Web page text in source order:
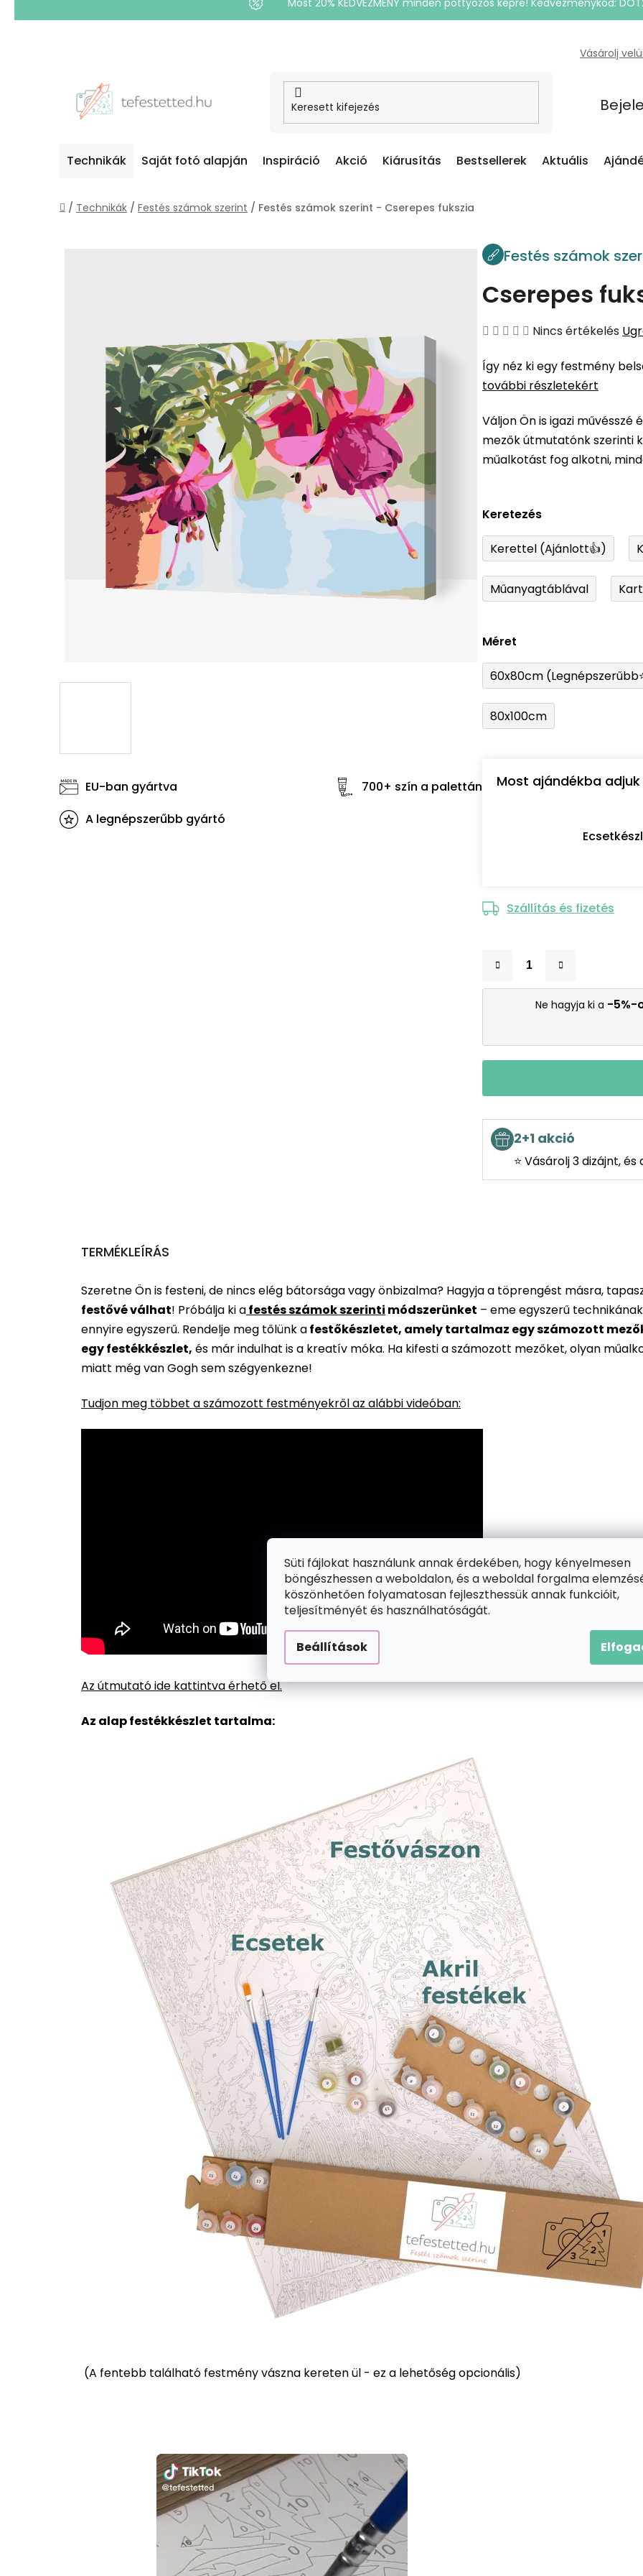
Süti fájlokat használunk annak érdekében, hogy kényelmesen
böngészhessen a weboldalon, és a weboldal forgalma
köszönhetően folyamatosan fejleszthessük annak funkcióit,
teljesítményét és használhatóságát.
Beállítások
Most 20% KEDVEZMÉNY minden pöttyözős képre! Kedvezménykód:
Vásárolj
Technikák Saját fotó alapján Inspiráció Akció Kiárusítás Bestsellerek Aktuális
Kezdőlap
/ Technikák / Festés számok szerint / Festés számok szerint - Cserepes fukszia
Festés számok
Cserepes
A
átlagos
értékelése
ből
0,0
csillag.
Nincs értékelés
Így néz ki egy festmény
további részletekért
Váljon Ön is igazi
mezők útmutatónk szerinti
műalkotást fog alkotni,
Keretezés
Kerettel (Ajánlott👍)
Műanyagtáblával
Méret
60x80cm
80x100cm
Most ajándékba
Szállítás és fizetés
Ne hagyja ki a -5%-
2+1 akció
⭐ Vásárolj 3 dizájnt,
EU-ban gyártva
700+ szín a palettán
A legnépszerűbb gyártó
TERMÉKLEÍRÁS
Szeretne Ön is festeni, de nincs elég bátorsága vagy önbizalma? Hagyja a töprengést másra,
festővé válhat! Próbálja ki afestés számok szerinti módszerünket – eme egyszerű
ennyire egyszerű. Rendelje meg tőlünk afestőkészletet, amely tartalmaz egy számozott
egy festékkészlet, és már indulhat is a kreatív móka. Ha kifesti a számozott mezőket, olyan
miatt még van Gogh sem szégyenkezne!
Tudjon meg többet a számozott festményekről az alábbi videóban:
Az útmutató ide kattintva érhető el.
Az alap festékkészlet tartalma:
(A fentebb található festmény vászna kereten ül - ez a lehetőség opcionális)